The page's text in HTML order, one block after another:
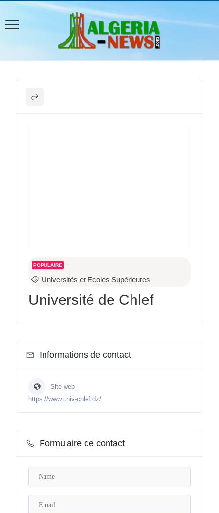
POPULAIRE
Universités et Ecoles Supérieures
Université de Chlef
Informations de contact
Site web
https://www.univ-chlef.dz/
Formulaire de contact